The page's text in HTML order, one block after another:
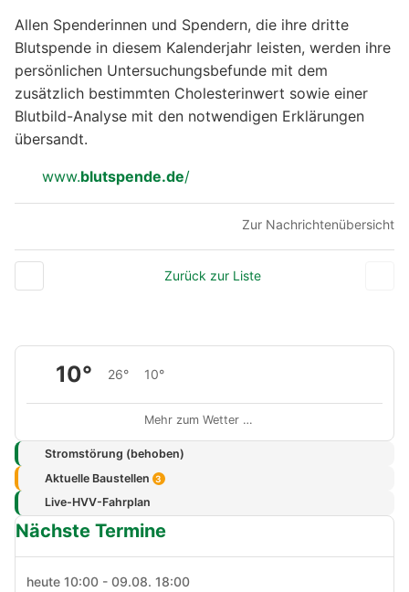
Allen Spenderinnen und Spendern, die ihre dritte
Blutspende in diesem Kalenderjahr leisten, werden ihre
persönlichen Untersuchungsbefunde mit dem
zusätzlich bestimmten Cholesterinwert sowie einer
Blutbild-Analyse mit den notwendigen Erklärungen
übersandt.
www.blutspende.de/
Zur Nachrichtenübersicht
Zurück zur Liste
10° 26° 10°
Mehr zum Wetter …
Stromstörung (behoben)
Aktuelle Baustellen 3
Live-HVV-Fahrplan
Nächste Termine
heute 10:00 - 09.08. 18:00